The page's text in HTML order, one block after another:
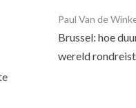
Paul Van de
Brussel: hoe
wereld